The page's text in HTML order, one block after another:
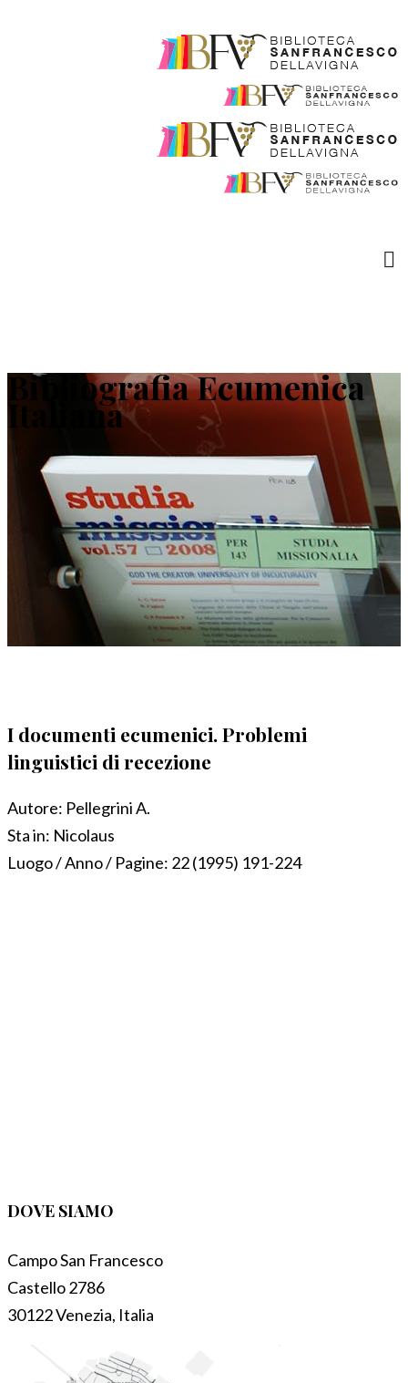
Bibliografia Ecumenica
Italiana
I documenti ecumenici. Problemi
linguistici di recezione
Autore: Pellegrini A.
Sta in: Nicolaus
Luogo / Anno / Pagine: 22 (1995) 191-224
DOVE SIAMO
Campo San Francesco
Castello 2786
30122 Venezia, Italia